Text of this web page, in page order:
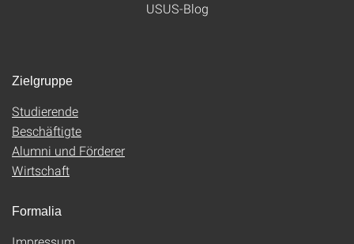
USUS-Blog
Zielgruppe
Studierende
Beschäftigte
Alumni und Förderer
Wirtschaft
Formalia